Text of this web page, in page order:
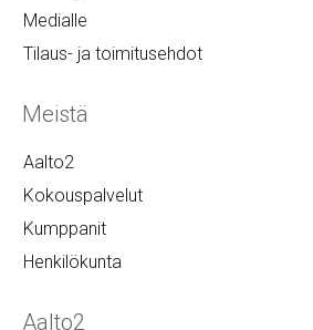
Medialle
Tilaus- ja toimitusehdot
Meistä
Aalto2
Kokouspalvelut
Kumppanit
Henkilökunta
Aalto2